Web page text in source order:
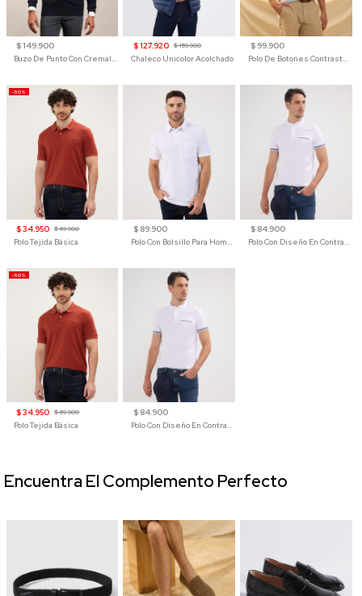
$ 149.900
Buzo De Punto Con Cremallera Para Hombre
$ 127.920 $ 159.900
Chaleco Unicolor Acolchado
$ 99.900
Polo De Botones Contraste Para Hombre
-50%
$ 34.950 $ 69.900
Polo Tejida Básica
$ 89.900
Polo Con Bolsillo Para Hombre
$ 84.900
Polo Con Diseño En Contraste
-50%
$ 34.950 $ 69.900
Polo Tejida Básica
$ 84.900
Polo Con Diseño En Contraste
Encuentra El Complemento Perfecto